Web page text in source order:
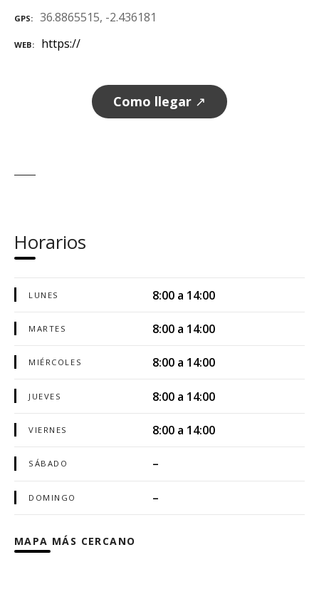
GPS 36.8865515, -2.436181
WEB https://
Como llegar ↗
Horarios
LUNES 8:00 a 14:00
MARTES 8:00 a 14:00
MIÉRCOLES 8:00 a 14:00
JUEVES 8:00 a 14:00
VIERNES 8:00 a 14:00
SÁBADO –
DOMINGO –
MAPA MÁS CERCANO